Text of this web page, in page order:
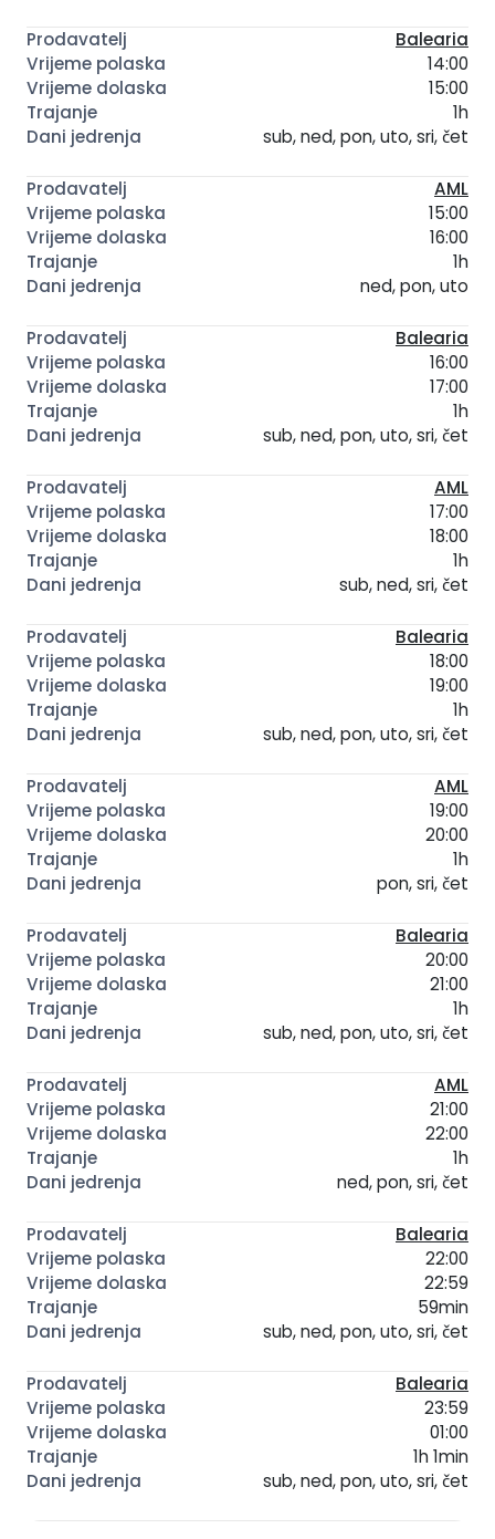
Balearia
14:00
15:00
1h
sub, ned, pon, uto, sri, čet
AML
15:00
16:00
1h
ned, pon, uto
Balearia
16:00
17:00
1h
sub, ned, pon, uto, sri, čet
AML
17:00
18:00
1h
sub, ned, sri, čet
Balearia
18:00
19:00
1h
sub, ned, pon, uto, sri, čet
AML
19:00
20:00
1h
pon, sri, čet
Balearia
20:00
21:00
1h
sub, ned, pon, uto, sri, čet
AML
21:00
22:00
1h
ned, pon, sri, čet
Balearia
22:00
22:59
59min
sub, ned, pon, uto, sri, čet
Balearia
23:59
01:00
1h 1min
sub, ned, pon, uto, sri, čet